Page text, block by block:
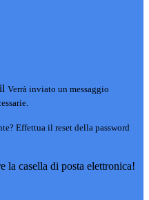
Verrà inviato un messaggio
Effettua il reset della password
la casella di posta elettronica!